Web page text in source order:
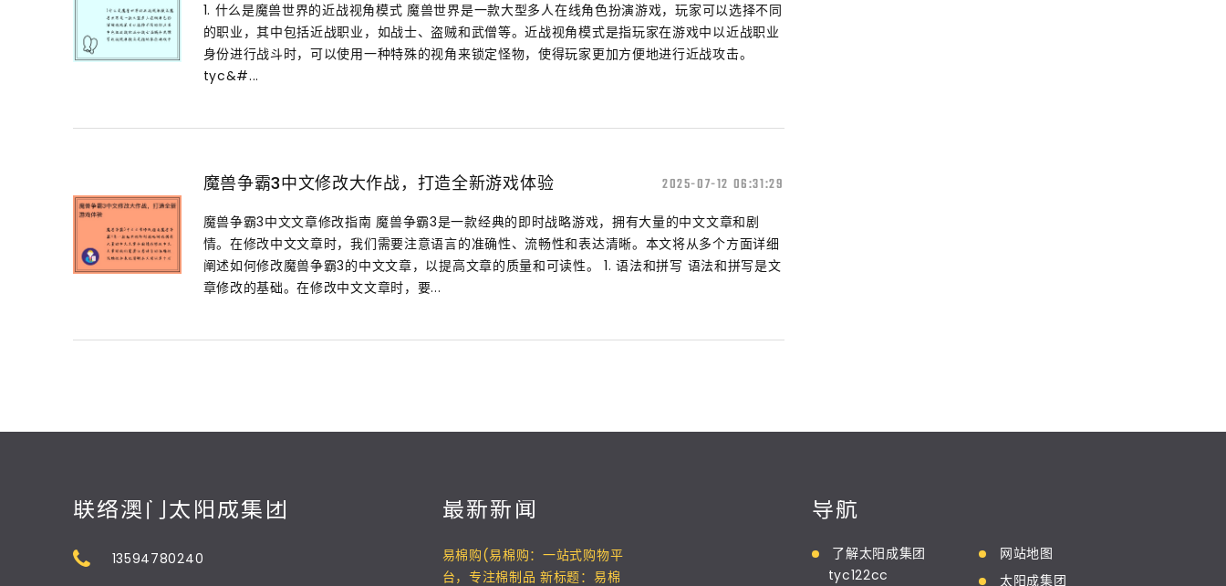
1. 什么是魔兽世界的近战视角模式 魔兽世界是一款大型多人在线角色扮演游戏，玩家可以选择不同
的职业，其中包括近战职业，如战士、盗贼和武僧等。近战视角模式是指玩家在游戏中以近战职业
身份进行战斗时，可以使用一种特殊的视角来锁定怪物，使得玩家更加方便地进行近战攻击。
tyc&#...
魔兽争霸3中文修改大作战，打造全新游戏体验 2025-07-12 06:31:29
魔兽争霸3中文文章修改指南 魔兽争霸3是一款经典的即时战略游戏，拥有大量的中文文章和剧
情。在修改中文文章时，我们需要注意语言的准确性、流畅性和表达清晰。本文将从多个方面详细
阐述如何修改魔兽争霸3的中文文章，以提高文章的质量和可读性。 1. 语法和拼写 语法和拼写是文
章修改的基础。在修改中文文章时，要...
联络澳门太阳成集团
13594780240
最新新闻
易棉购(易棉购：一站式购物平
台，专注棉制品 新标题：易棉
导航
了解太阳成集团
tyc122cc
网站地图
太阳成集团